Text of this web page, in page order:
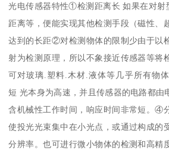
光电传感器特性①检测距离长 如果在对射
距离等，便能实现其他检测手段（磁性、
达到的长距②对检测物体的限制少由于以
射为检测原理，所以不象接近传感器等将
可对玻璃.塑料.木材.液体等几乎所有物
短 光本身为高速，并且传感器的电路都由
含机械性工作时间，响应时间非常短。④
使投光光束集中在小光点，或通过构成的
分辨率。也可进行微小物体的检测和高